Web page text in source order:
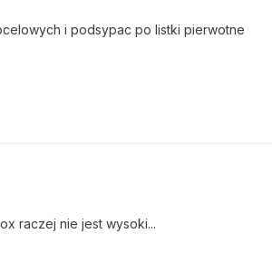
i podsypac po listki pierwotne
raczej nie jest wysoki...